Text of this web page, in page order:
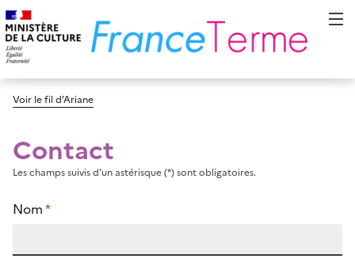
Voir le fil d’Ariane
Contact
Les champs suivis d’un astérisque (*) sont obligatoires.
Nom*